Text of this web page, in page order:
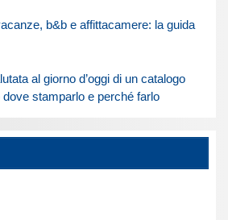
b&b e affittacamere: la guida
al giorno d’oggi di un catalogo
stamparlo e perché farlo